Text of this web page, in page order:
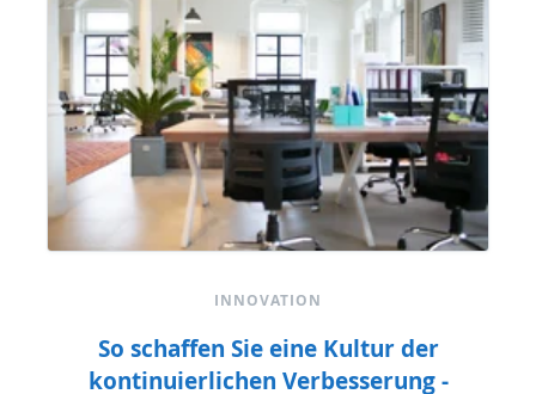
INNOVATION
So schaffen Sie eine Kultur der
kontinuierlichen Verbesserung -